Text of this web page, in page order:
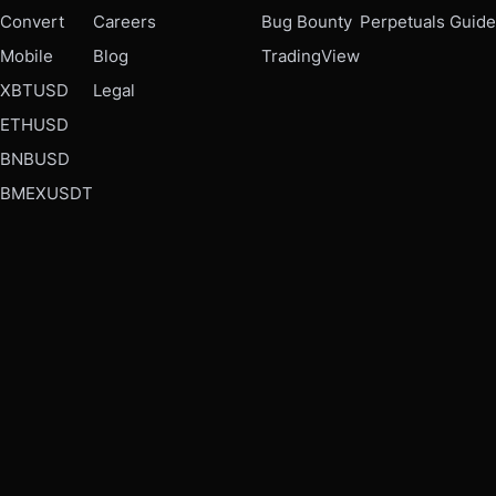
Convert
Mobile
XBTUSD
ETHUSD
BNBUSD
BMEXUSDT
Careers
Blog
Legal
Bug Bounty
TradingView
Perpetuals Guide